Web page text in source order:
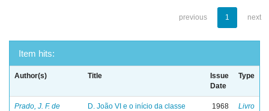
previous 1 next
Item hits:
Author(s) Title
Issue
Date
Type
Prado, J. F. de
D. João VI e o início da classe
1968 Livro